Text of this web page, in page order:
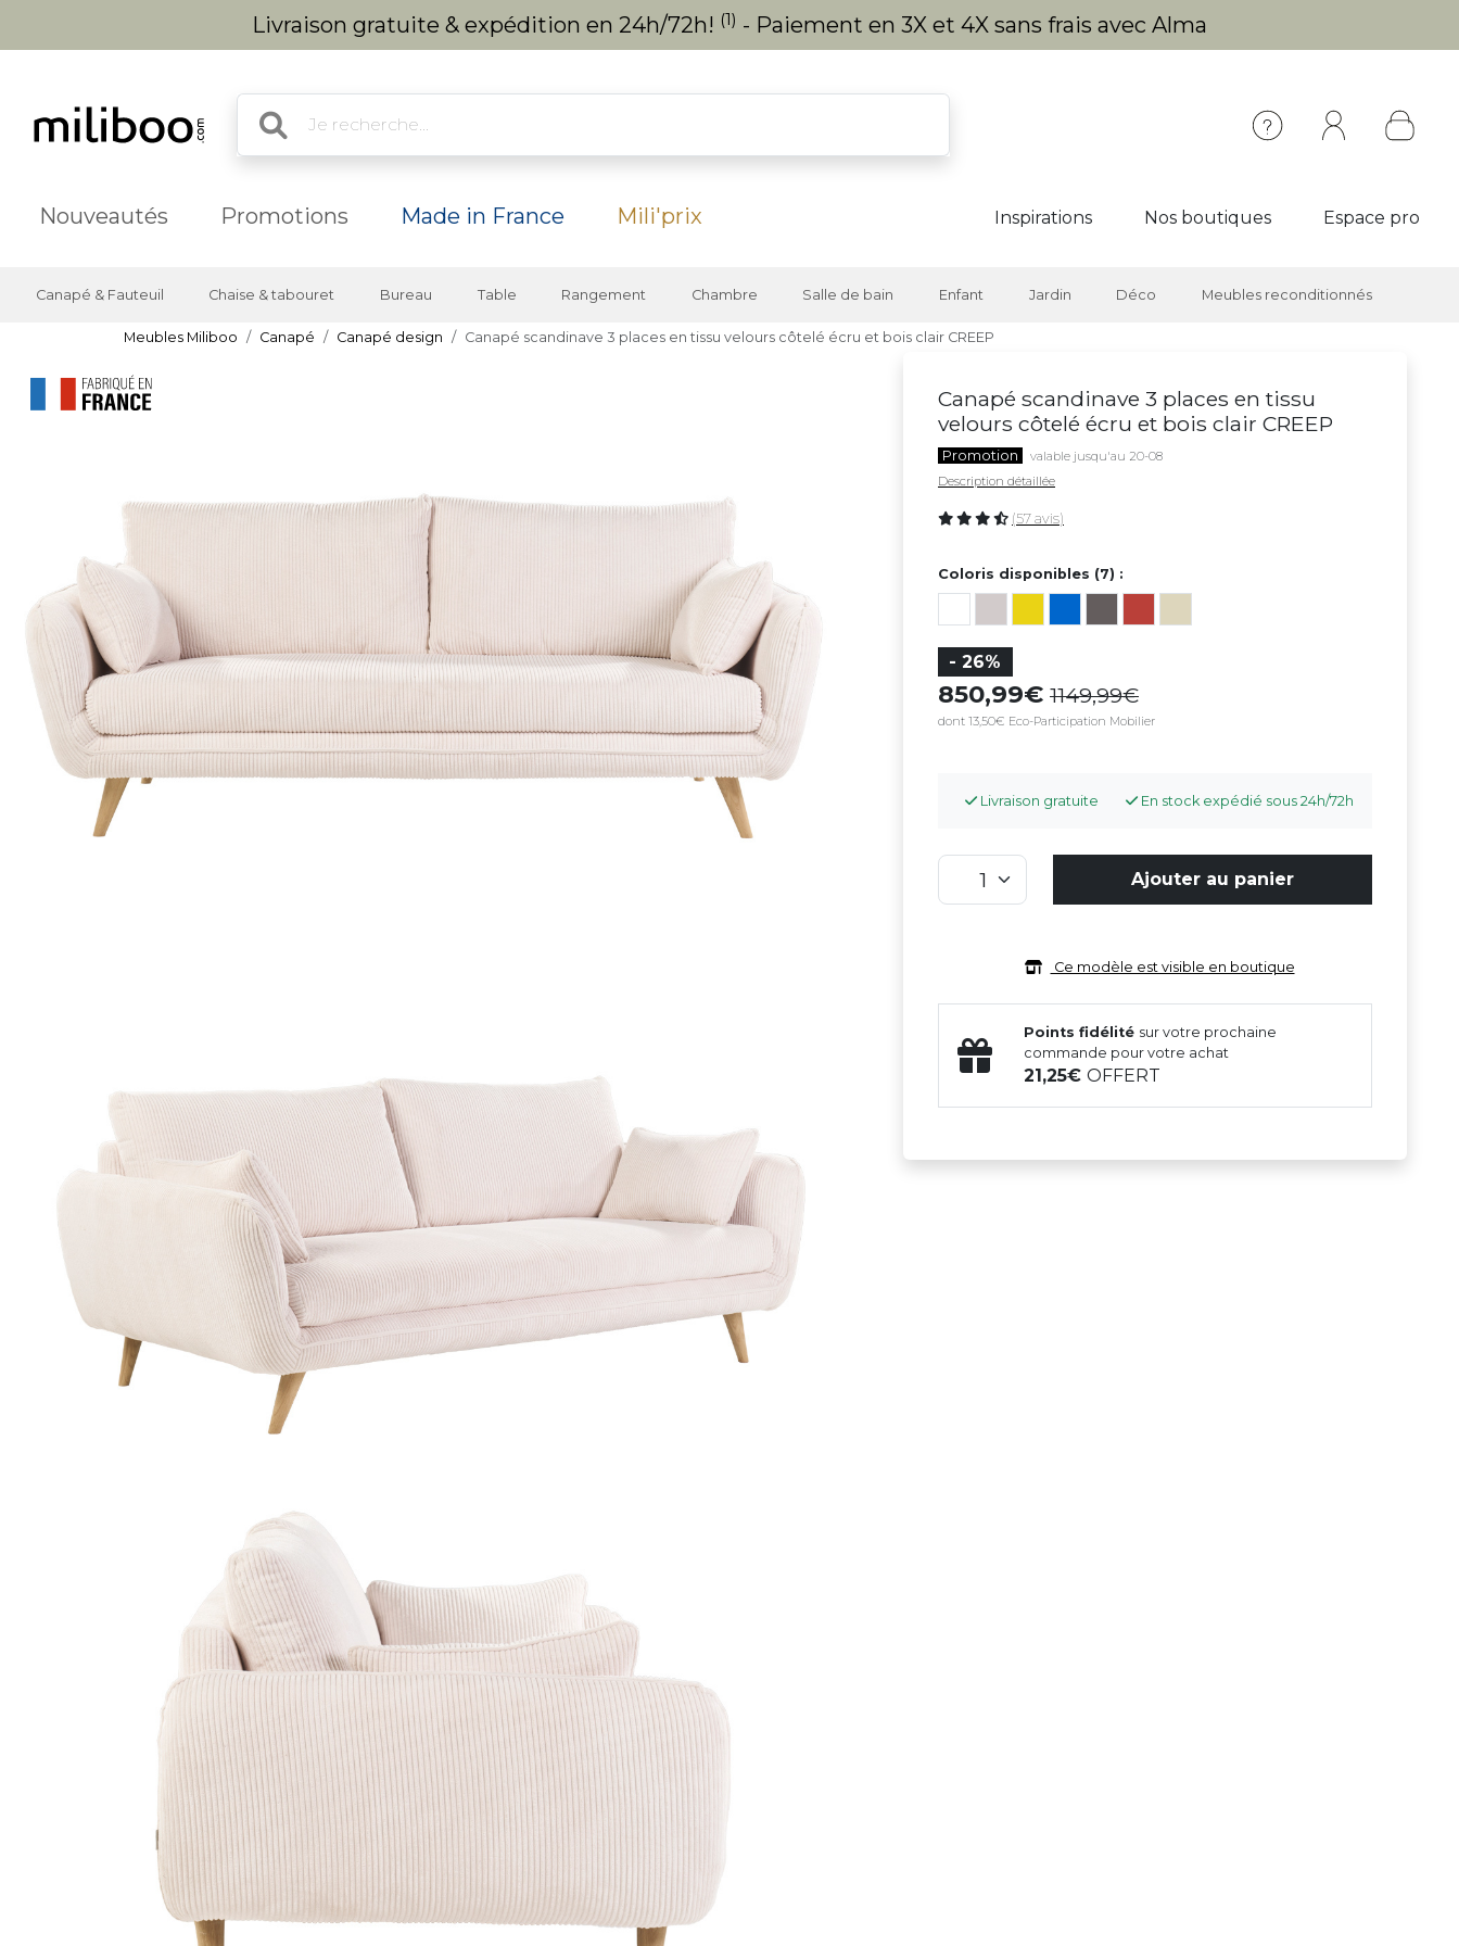
Livraison gratuite & expédition en 24h/72h! (1) - Paiement en 3X et 4X sans frais avec Alma
Nouveautés Promotions Made in France Mili'prix Inspirations Nos boutiques Espace pro
Canapé & Fauteuil Chaise & tabouret Bureau Table Rangement Chambre Salle de bain Enfant Jardin Déco Meubles reconditionnés
Meubles Miliboo Canapé Canapé design Canapé scandinave 3 places en tissu velours côtelé écru et bois clair CREEP
Canapé scandinave 3 places en tissu
velours côtelé écru et bois clair CREEP
Promotion
valable jusqu'au 20-08
Description détaillée
(57 avis)
Coloris disponibles (7) :
- 26%
850,99 1149,99
dont 13,50€ Eco-Participation Mobilier
Livraison gratuite En stock expédié sous 24h/72h
Ajouter au panier
Ce modèle est visible en boutique
Points fidélité sur votre prochaine
commande pour votre achat
21,25OFFERT